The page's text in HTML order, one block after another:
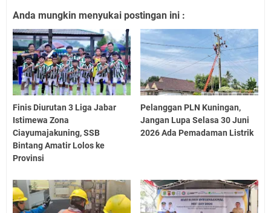
Anda mungkin menyukai postingan ini :
Finis Diurutan 3 Liga Jabar
Istimewa Zona
Ciayumajakuning, SSB
Bintang Amatir Lolos ke
Provinsi
Pelanggan PLN Kuningan,
Jangan Lupa Selasa 30 Juni
2026 Ada Pemadaman Listrik